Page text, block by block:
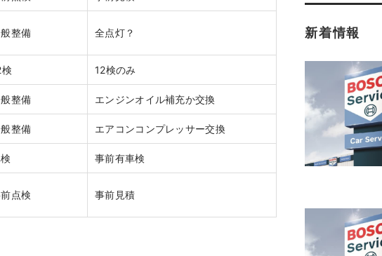
整備 全点灯？
12検のみ
整備 エンジンオイル補充か交換
整備 エアコンコンプレッサー交換
事前有車検
点検 事前見積
新着情報